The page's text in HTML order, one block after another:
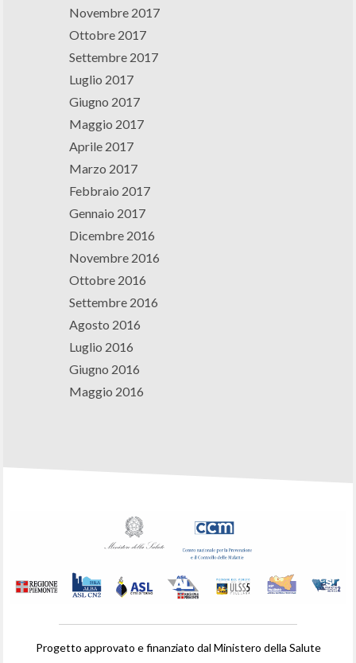
Novembre 2017
Ottobre 2017
Settembre 2017
Luglio 2017
Giugno 2017
Maggio 2017
Aprile 2017
Marzo 2017
Febbraio 2017
Gennaio 2017
Dicembre 2016
Novembre 2016
Ottobre 2016
Settembre 2016
Agosto 2016
Luglio 2016
Giugno 2016
Maggio 2016
Progetto approvato e finanziato dal Ministero della Salute